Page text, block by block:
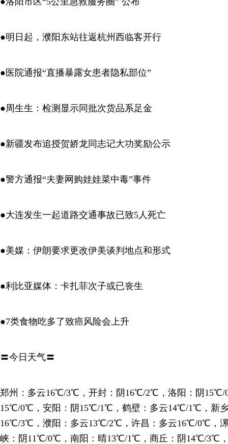
●明日起，濮阳东站往返杭州西临客开行
●医院通报“直播暴露女患者隐私部位”
●周生生：检测显示同批次货品系足金
●新疆发布追授贺娇龙同志记大功奖励公示
●警方通报“夫妻网购娃娃菜中毒”事件
●大连发生一起道路交通事故已致5人死亡
●美媒：伊朗要求更改伊美谈判地点和形式
●利比亚媒体：卡扎菲次子或已丧生
●7类食物吃多了致癌风险会上升
〓今日天气〓
郑州：多云16℃/3℃，开封：阴16℃/2℃，洛阳：阴15℃/
15℃/0℃，安阳：阴15℃/1℃，鹤壁：多云14℃/1℃，新
16℃/3℃，濮阳：多云13℃/2℃，许昌：多云16℃/0℃，
峡：阴11℃/0℃，南阳：晴13℃/1℃，商丘：阴14℃/3℃